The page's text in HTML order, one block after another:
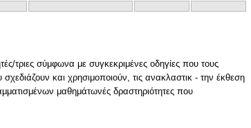
τριες σύμφωνα με συγκεκριμένες οδηγίες που τους
και χρησιμοποιούν, τις ανακλαστικ - την έκθεση
μαθημάτωνές δραστηριότητες που